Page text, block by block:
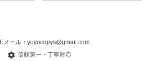
Eメール： yoyocopys@gmail.com
信頼第一・丁寧対応